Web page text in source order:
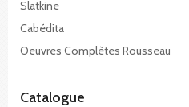
Slatkine
Cabédita
Oeuvres Complètes Rousseau
Catalogue